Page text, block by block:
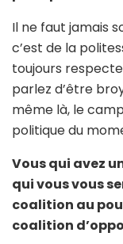
Il ne faut jamais
c’est de la
toujours
parlez d’être
même là, le
politique du
Vous qui avez
qui vous vous
coalition au
coalition